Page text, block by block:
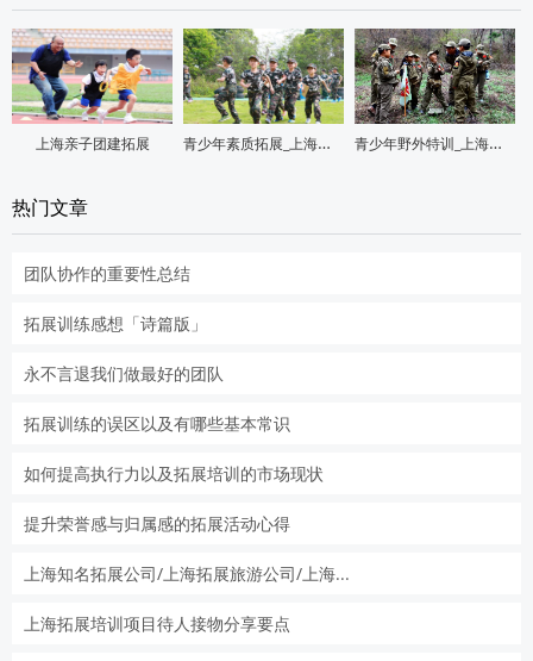
上海亲子团建拓展 青少年素质拓展_上海亲子团建 青少年野外特训_上海亲子团建
热门文章
团队协作的重要性总结
拓展训练感想「诗篇版」
永不言退我们做最好的团队
拓展训练的误区以及有哪些基本常识
如何提高执行力以及拓展培训的市场现状
提升荣誉感与归属感的拓展活动心得
上海知名拓展公司/上海拓展旅游公司/上海...
上海拓展培训项目待人接物分享要点